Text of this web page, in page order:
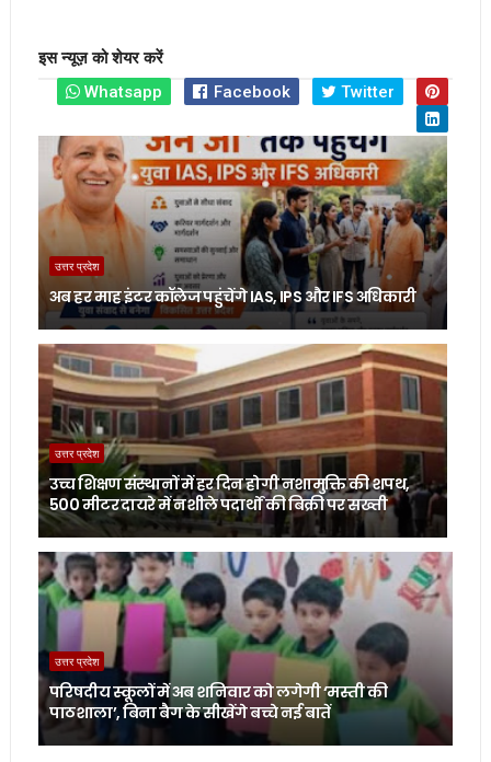
इस न्यूज़ को शेयर करें
Whatsapp
Facebook Twitter
उत्तर प्रदेश
अब हर माह इंटर कॉलेज पहुंचेंगे IAS, IPS और IFS अधिकारी
उत्तर प्रदेश
उच्च शिक्षण संस्थानों में हर दिन होगी नशामुक्ति की शपथ,
500 मीटर दायरे में नशीले पदार्थों की बिक्री पर सख्ती
उत्तर प्रदेश
परिषदीय स्कूलों में अब शनिवार को लगेगी ‘मस्ती की
पाठशाला’, बिना बैग के सीखेंगे बच्चे नई बातें